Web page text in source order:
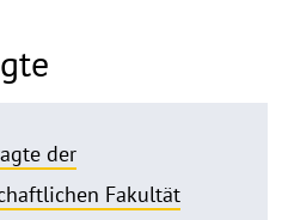
der
Fakultät